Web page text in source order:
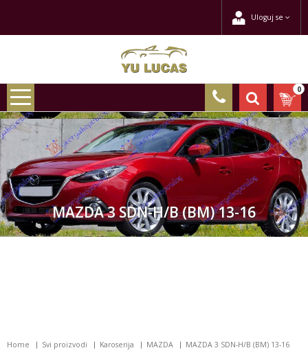
Uloguj se
0
MAZDA 3 SDN-H/B (BM) 13-16
Home Svi proizvodi Karoserija MAZDA MAZDA 3 SDN-H/B (BM) 13-16